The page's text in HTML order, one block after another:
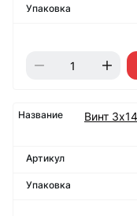
Винт